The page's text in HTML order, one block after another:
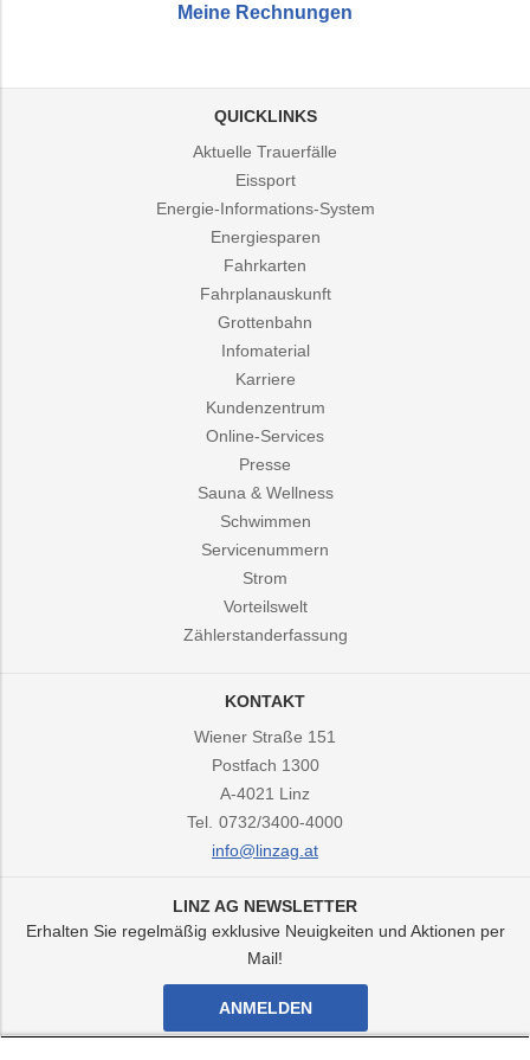
Meine Rechnungen
QUICKLINKS
Aktuelle Trauerfälle
Eissport
Energie-Informations-System
Energiesparen
Fahrkarten
Fahrplanauskunft
Grottenbahn
Infomaterial
Karriere
Kundenzentrum
Online-Services
Presse
Sauna & Wellness
Schwimmen
Servicenummern
Strom
Vorteilswelt
Zählerstanderfassung
KONTAKT
Wiener Straße 151
Postfach 1300
A-4021 Linz
Tel. 0732/3400-4000
info@linzag.at
LINZ AG NEWSLETTER
Erhalten Sie regelmäßig exklusive Neuigkeiten und Aktionen per
Mail!
ANMELDEN